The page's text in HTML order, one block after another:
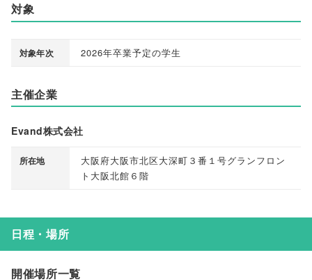
対象
対象年次 2026年卒業予定の学生
主催企業
Evand株式会社
所在地
大阪府大阪市北区大深町３番１号グランフロン
ト大阪北館６階
日程・場所
開催場所一覧